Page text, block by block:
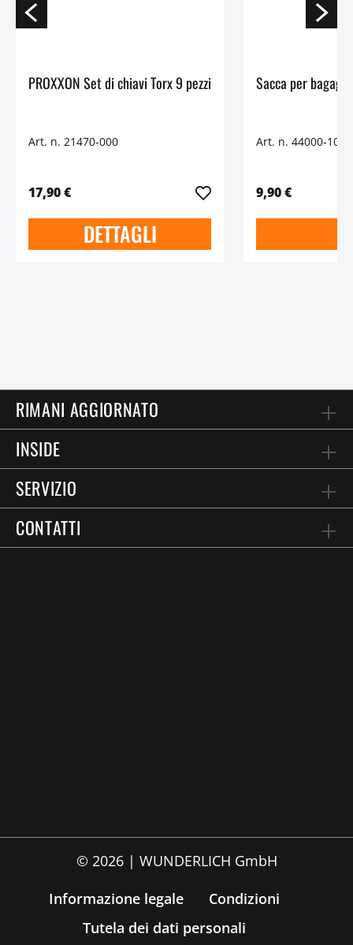
PROXXON Set di chiavi Torx 9 pezzi
Art. n. 21470-000
17,90 €
DETTAGLI
Sacca per
Art. n. 44000-100
9,90 €
RIMANI AGGIORNATO
INSIDE
SERVIZIO
CONTATTI
© 2026 | WUNDERLICH GmbH
Informazione legale
Condizioni
Tutela dei dati personali